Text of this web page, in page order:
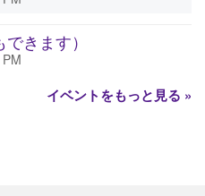
きます）
イベントをもっと見る »